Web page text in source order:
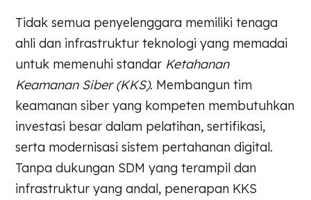
Tidak semua penyelenggara memiliki tenaga
ahli dan infrastruktur teknologi yang memadai
untuk memenuhi standar Ketahanan
Keamanan Siber (KKS). Membangun tim
keamanan siber yang kompeten membutuhkan
investasi besar dalam pelatihan, sertifikasi,
serta modernisasi sistem pertahanan digital.
Tanpa dukungan SDM yang terampil dan
infrastruktur yang andal, penerapan KKS